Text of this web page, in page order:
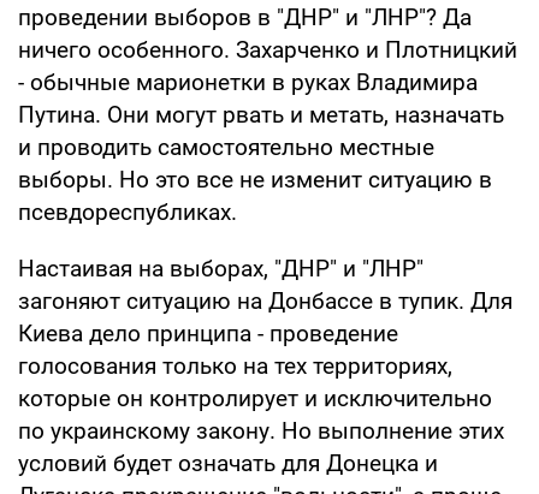
проведении выборов в "ДНР" и "ЛНР"? Да
ничего особенного. Захарченко и Плотницкий
- обычные марионетки в руках Владимира
Путина. Они могут рвать и метать, назначать
и проводить самостоятельно местные
выборы. Но это все не изменит ситуацию в
псевдореспубликах.
Настаивая на выборах, "ДНР" и "ЛНР"
загоняют ситуацию на Донбассе в тупик. Для
Киева дело принципа - проведение
голосования только на тех территориях,
которые он контролирует и исключительно
по украинскому закону. Но выполнение этих
условий будет означать для Донецка и